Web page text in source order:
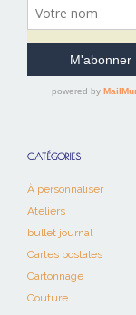
CATÉGORIES
À personnaliser
Ateliers
bullet journal
Cartes postales
Cartonnage
Couture